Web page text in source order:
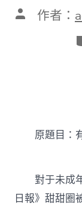
文 作者：
原題目：
對于未成年
日報》甜甜圈